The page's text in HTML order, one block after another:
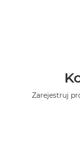
Zarejestruj